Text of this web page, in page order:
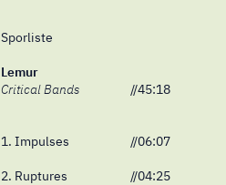
Sporliste
Lemur
Critical Bands
1. Impulses
2. Ruptures
//45:18
//06:07
//04:25